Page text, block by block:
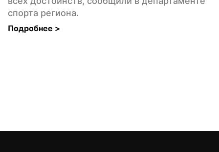
спорта региона.
Подробнее >